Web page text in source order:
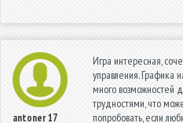
antoner17
Игра интересная,
управления. Графика
много возможностей
трудностями, что
попробовать, если